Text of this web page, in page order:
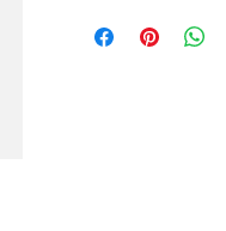
Pagamenti sicuri con